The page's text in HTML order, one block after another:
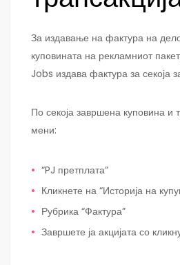
За издавање на фактура на
куповината на рекламниот
Jobs издава фактура за секоја
По секоја завршена куповина и
мени:
“PJ претплата”
Кликнете на “Историја на
Рубрика “Фактура”
Завршете ја акцијата со